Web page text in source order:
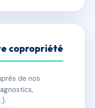
copropriété
de nos